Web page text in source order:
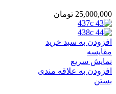
25,000,000 تومان
افزودن به سبد خرید
مقایسه
نمایش سریع
افزودن به علاقه مندی
بستن